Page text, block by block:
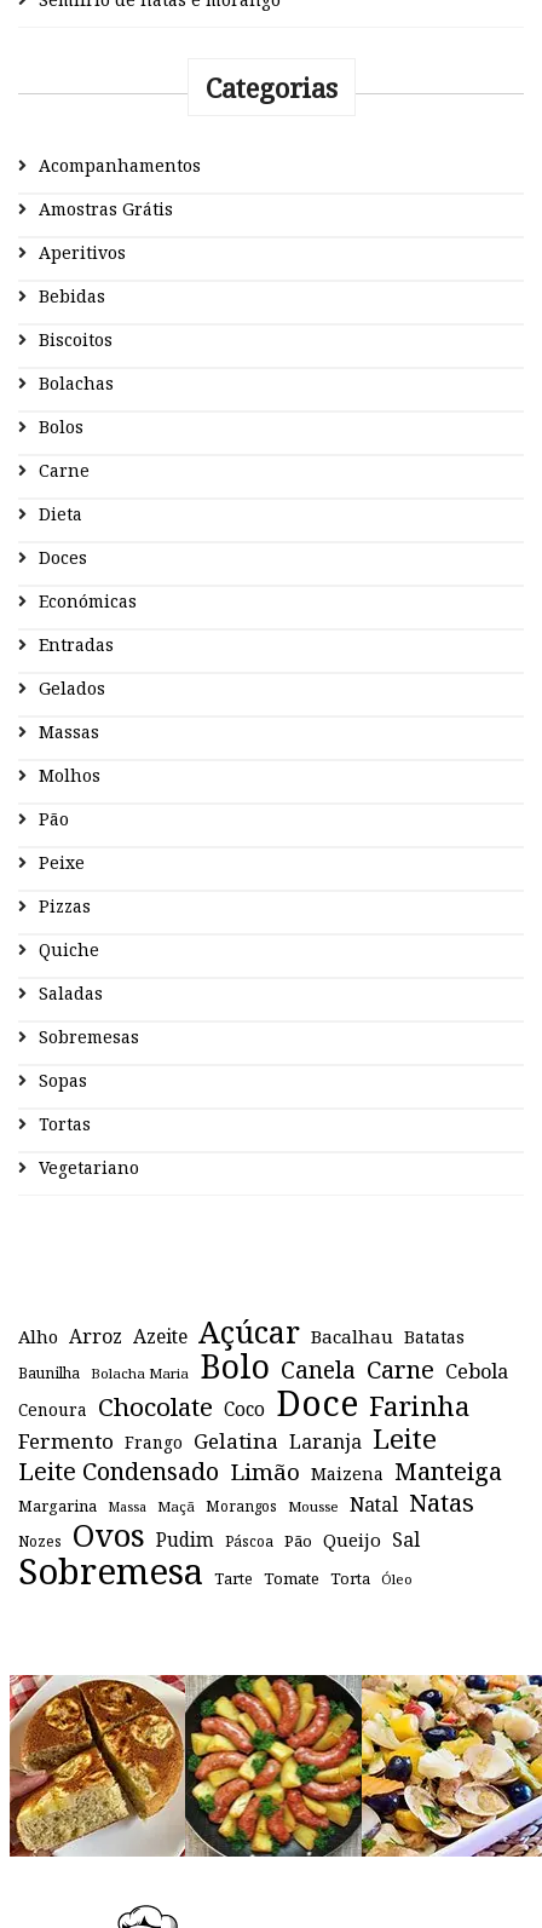
Categorias
Acompanhamentos
Amostras Grátis
Aperitivos
Bebidas
Biscoitos
Bolachas
Bolos
Carne
Dieta
Doces
Económicas
Entradas
Gelados
Massas
Molhos
Pão
Peixe
Pizzas
Quiche
Saladas
Sobremesas
Sopas
Tortas
Vegetariano
Alho Arroz Azeite Açúcar Bacalhau Batatas
Baunilha Bolacha Maria Bolo Canela Carne Cebola
Cenoura Chocolate Coco Doce Farinha
Fermento Frango Gelatina Laranja Leite
Leite Condensado Limão Maizena Manteiga
Margarina Massa Maçã Morangos Mousse Natal Natas
Nozes Ovos Pudim Páscoa Pão Queijo Sal
Sobremesa Tarte Tomate Torta Óleo